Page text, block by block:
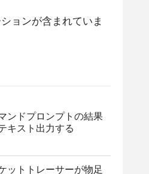
ョンが含まれていま
ンドプロンプトの結果
キスト出力する
ットトレーサーが物足